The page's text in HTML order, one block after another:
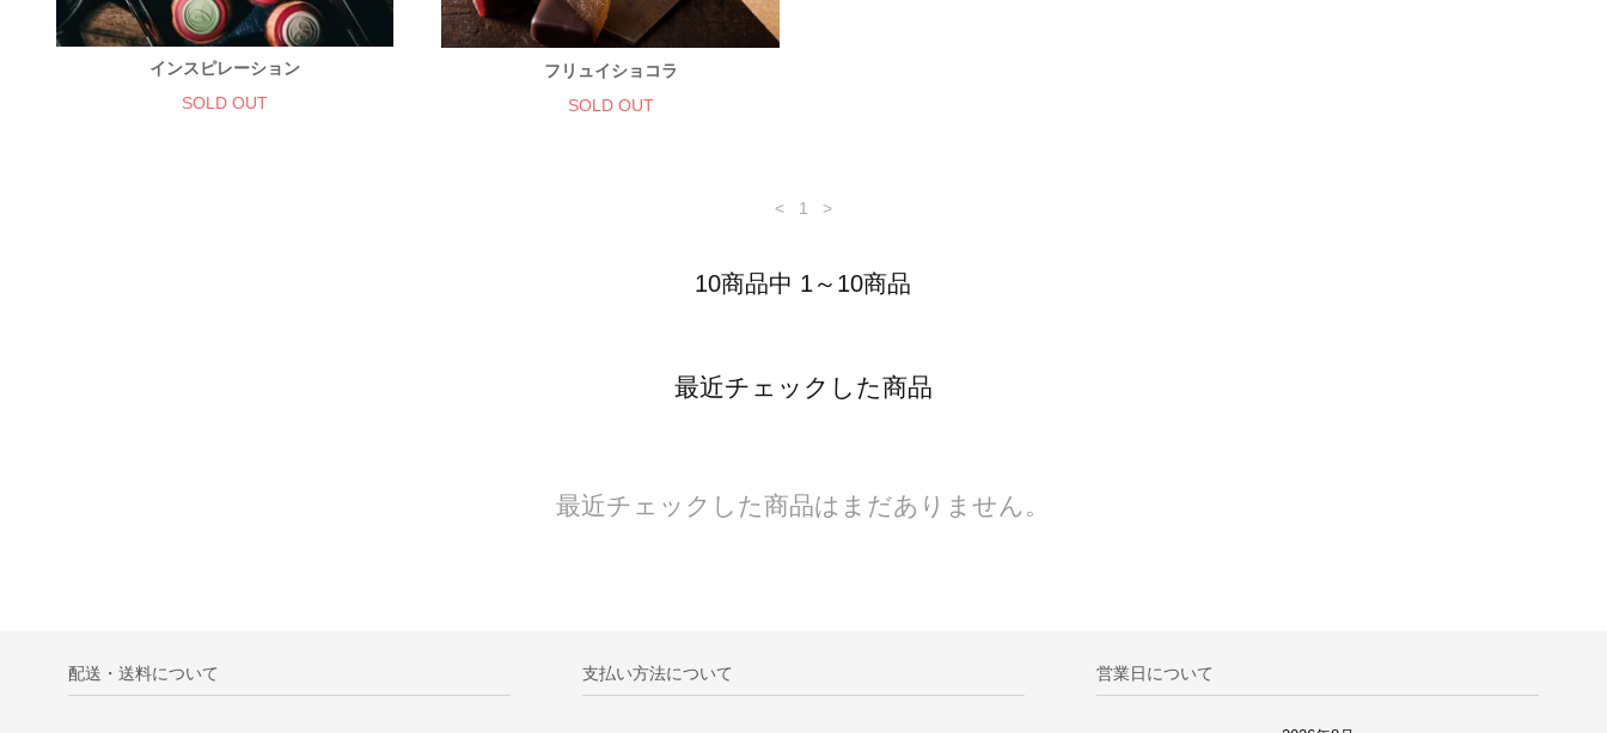
インスピレーション
SOLD OUT
フリュイショコラ
SOLD OUT
< 1 >
10商品中 1～10商品
最近チェックした商品
最近チェックした商品はまだありません。
配送・送料について 支払い方法について 営業日について